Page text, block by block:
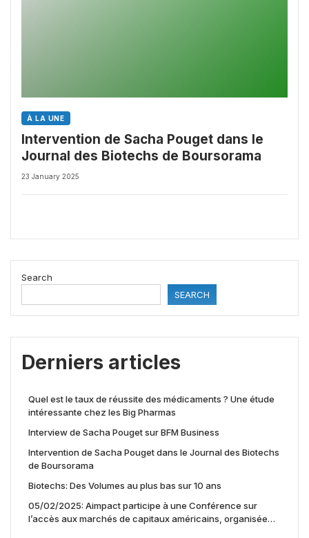
À LA UNE
Intervention de Sacha Pouget dans le
Journal des Biotechs de Boursorama
23 January 2025
Search
SEARCH
Derniers articles
Quel est le taux de réussite des médicaments ? Une étude
intéressante chez les Big Pharmas
Interview de Sacha Pouget sur BFM Business
Intervention de Sacha Pouget dans le Journal des Biotechs
de Boursorama
Biotechs: Des Volumes au plus bas sur 10 ans
05/02/2025: Aimpact participe à une Conférence sur
l’accès aux marchés de capitaux américains, organisée